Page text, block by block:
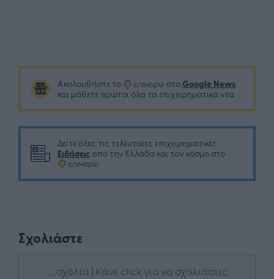
Ακολουθήστε το στο Google News
και μάθετε πρώτοι όλα τα επιχειρηματικά νέα
Δείτε όλες τις τελευταίες επιχειρηματικές
Ειδήσεις από την Ελλάδα και τον κόσμο στο
Σχολιάστε
... σχόλια | Κάνε click για να σχολιάσεις